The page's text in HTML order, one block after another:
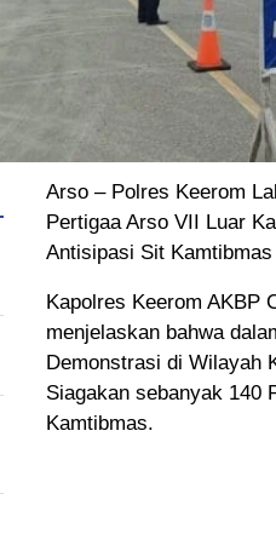
Arso – Polres Keerom
Pertigaa Arso VII Luar
Antisipasi Sit
Kapolres Keerom AKBP
menjelaskan bahwa
Demonstrasi di Wilayah
Siagakan sebanyak 140
Kamtibmas.